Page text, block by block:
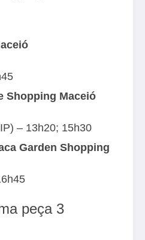
Shopping Maceió
– 13h20; 15h30
Garden Shopping
peça 3